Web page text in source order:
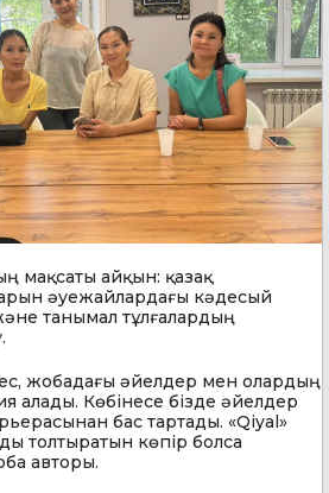
мақсаты айқын: қазақ
әуежайлардағы кәдесый
танымал тұлғалардың
жобадағы әйелдер мен олардың
алады. Көбінесе бізде әйелдер
бас тартады. «Qiyal»
толтыратын көпір болса
авторы.